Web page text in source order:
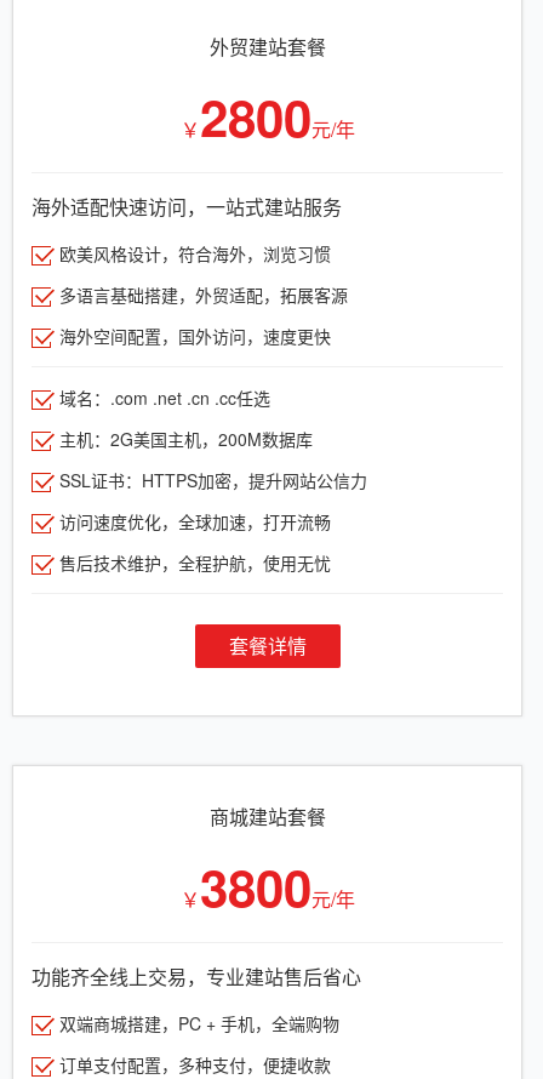
外贸建站套餐
￥2800元/年
海外适配快速访问，一站式建站服务
欧美风格设计，符合海外，浏览习惯
多语言基础搭建，外贸适配，拓展客源
海外空间配置，国外访问，速度更快
域名：.com .net .cn .cc任选
主机：2G美国主机，200M数据库
SSL证书：HTTPS加密，提升网站公信力
访问速度优化，全球加速，打开流畅
售后技术维护，全程护航，使用无忧
套餐详情
商城建站套餐
￥3800元/年
功能齐全线上交易，专业建站售后省心
双端商城搭建，PC + 手机，全端购物
订单支付配置，多种支付，便捷收款